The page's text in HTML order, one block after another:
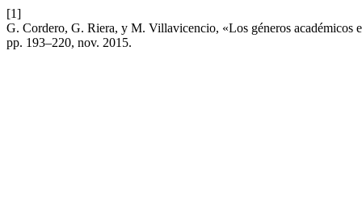
[1]
G. Cordero, G. Riera, y M. Villavicencio, «Los géneros académicos
pp. 193–220, nov. 2015.